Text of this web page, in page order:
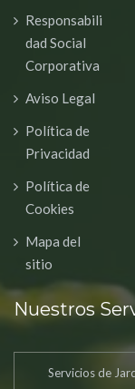
Responsabili
dad Social
Corporativa
Aviso Legal
Política de
Privacidad
Política de
Cookies
Mapa del
sitio
Nuestros
Servicios de